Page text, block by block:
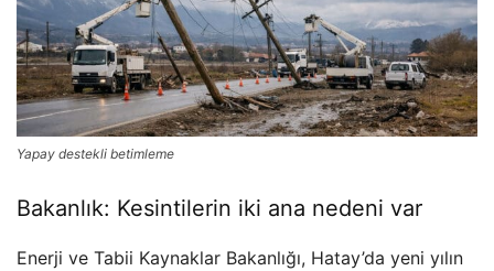
Yapay destekli betimleme
Bakanlık: Kesintilerin iki ana nedeni var
Enerji ve Tabii Kaynaklar Bakanlığı, Hatay’da yeni yılın